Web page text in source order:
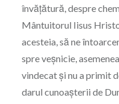
învățătură, despre
Mântuitorul Iisus
acesteia, să ne
spre veșnicie,
vindecat și nu a primit
darul cunoașterii de